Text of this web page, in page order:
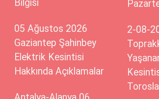
Bilgisi
05 Ağustos 2026
Gaziantep Şahinbey
Elektrik Kesintisi
Hakkında Açıklamalar
2-08-